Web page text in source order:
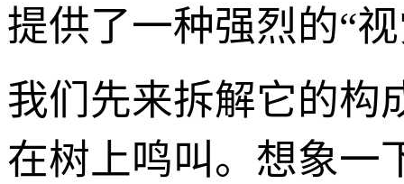
提供了一种强烈的“
我们先来拆解它的构
在树上鸣叫。想象一